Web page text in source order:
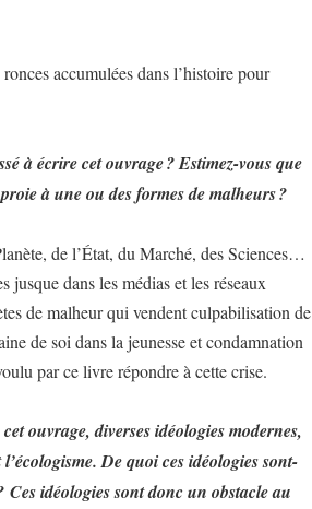
accumulées dans l’histoire pour
à écrire cet ouvrage ? Estimez-vous que
à une ou des formes de malheurs ?
de l’État, du Marché, des Sciences…
jusque dans les médias et les réseaux
de malheur qui vendent culpabilisation de
de soi dans la jeunesse et condamnation
par ce livre répondre à cette crise.
ouvrage, diverses idéologies modernes,
De quoi ces idéologies sont-
Ces idéologies sont donc un obstacle au